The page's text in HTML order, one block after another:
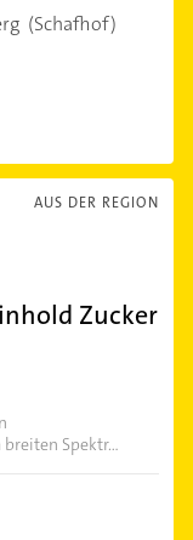
(Schafhof)
AUS DER REGION
Zucker
Spektr...